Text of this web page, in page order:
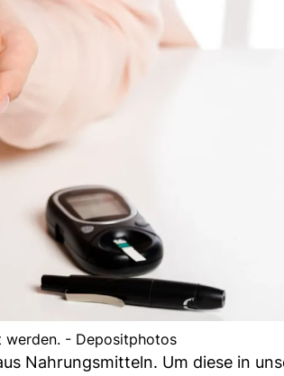
werden. - Depositphotos
Nahrungsmitteln. Um diese in